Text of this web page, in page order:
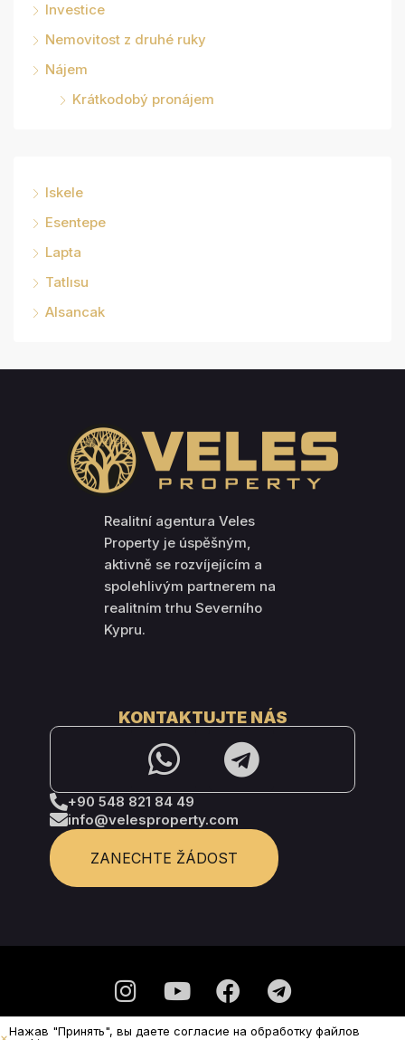
Investice
Nemovitost z druhé ruky
Nájem
Krátkodobý pronájem
Iskele
Esentepe
Lapta
Tatlısu
Alsancak
Realitní agentura Veles
Property je úspěšným,
aktivně se rozvíjejícím a
spolehlivým partnerem na
realitním trhu Severního
Kypru.
KONTAKTUJTE NÁS
+90 548 821 84 49
info@velesproperty.com
ZANECHTE ŽÁDOST
Zásady ochrany osobních údajů
Нажав "Принять", вы даете согласие на обработку файлов